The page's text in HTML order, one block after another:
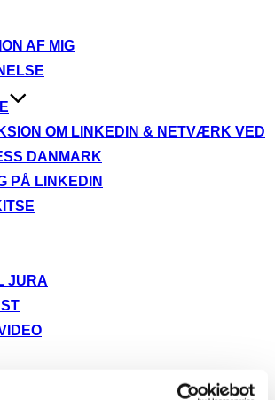
AF MIG
OM LINKEDIN & NETVÆRK VED
DANMARK
PÅ LINKEDIN
JURA